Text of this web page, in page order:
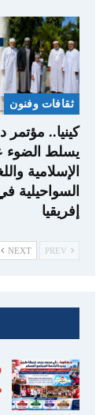
ثقافات وفنون
كينيا.. مؤتمر
يسلط الضوء
الإسلامية
السواحيلية
إفريقيا
NEXT